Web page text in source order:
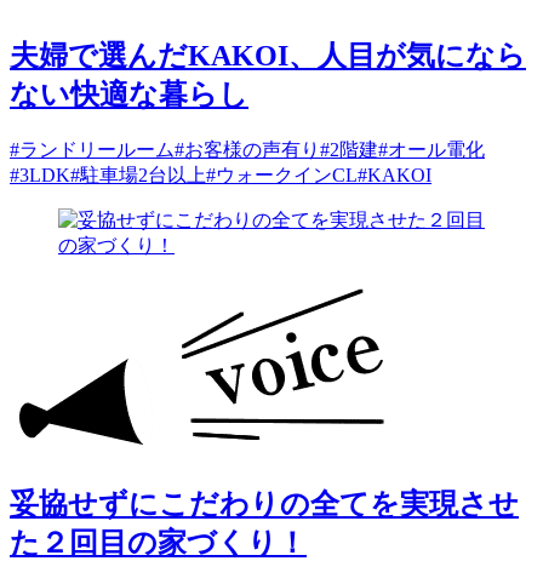
夫婦で選んだKAKOI、人目が気になら
ない快適な暮らし
#ランドリールーム#お客様の声有り #2階建#オール電化
#3LDK#駐車場2台以上#ウォークインCL#KAKOI
妥協せずにこだわりの全てを実現させ
た２回目の家づくり！